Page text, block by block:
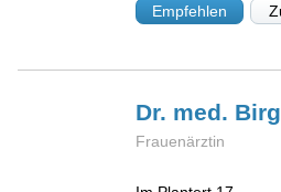
Empfehlen
Dr. med.
Frauenärztin